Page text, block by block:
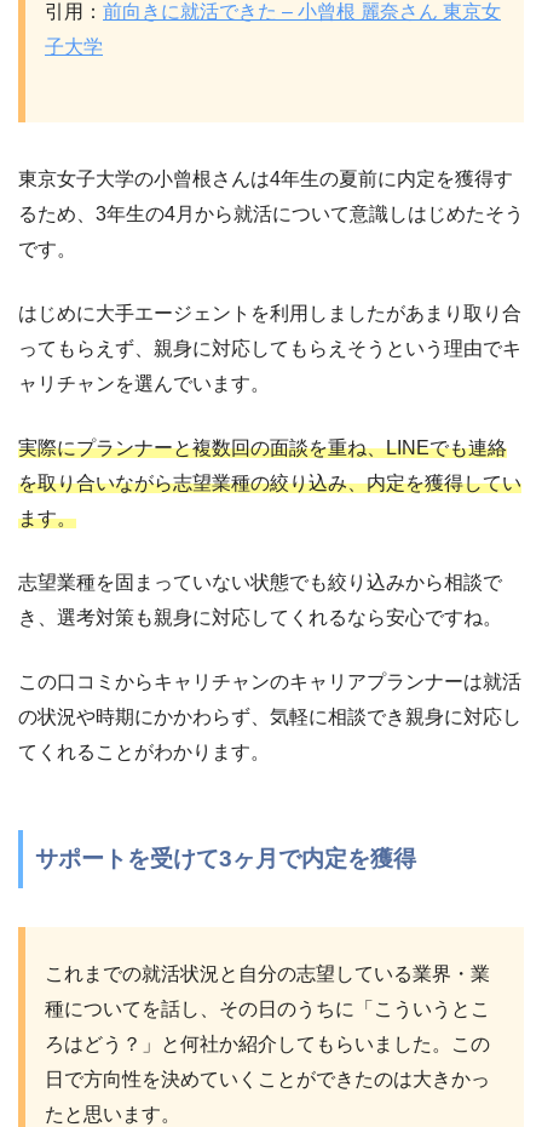
引用： 前向きに就活できた – 小曾根 麗奈さん 東京女
子大学
東京女子大学の小曾根さんは4年生の夏前に内定を獲得す
るため、3年生の4月から就活について意識しはじめたそう
です。
はじめに大手エージェントを利用しましたがあまり取り合
ってもらえず、親身に対応してもらえそうという理由でキ
ャリチャンを選んでいます。
実際にプランナーと複数回の面談を重ね、LINEでも連絡
を取り合いながら志望業種の絞り込み、内定を獲得してい
ます。
志望業種を固まっていない状態でも絞り込みから相談で
き、選考対策も親身に対応してくれるなら安心ですね。
この口コミからキャリチャンのキャリアプランナーは就活
の状況や時期にかかわらず、気軽に相談でき親身に対応し
てくれることがわかります。
サポートを受けて3ヶ月で内定を獲得
これまでの就活状況と自分の志望している業界・業
種についてを話し、その日のうちに「こういうとこ
ろはどう？」と何社か紹介してもらいました。この
日で方向性を決めていくことができたのは大きかっ
たと思います。